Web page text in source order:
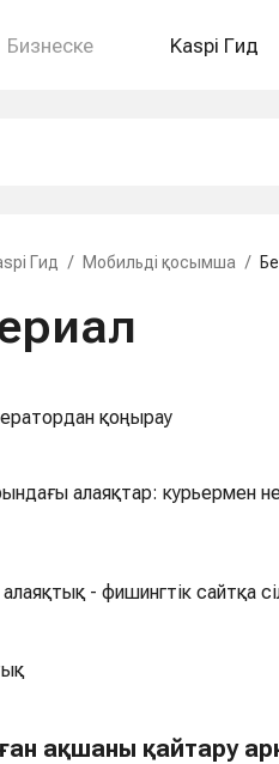
Бизнеске Kaspi Гид
Гид / Мобильді қосымша /
қоңырау
алаяқтар: курьермен
- фишингтік сайтқа
ақшаны қайтару